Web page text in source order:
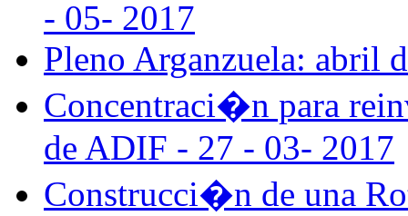
- 05- 2017
Pleno Arganzuela: abril
Concentraci�n para
de ADIF - 27 - 03- 2017
Construcci�n de una